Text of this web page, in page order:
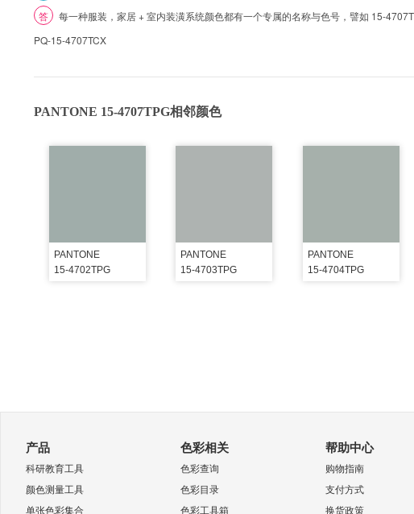
答
每一种服装，家居 + 室内装潢系统颜色都有一个专属的名称与色号，譬如 15-
PQ-15-4707TCX
PANTONE 15-4707TPG相邻颜色
PANTONE
15-4702TPG
PANTONE
15-4703TPG
PANTONE
15-4704TPG
产品
科研教育工具
颜色测量工具
单张色彩集合
色彩相关
色彩查询
色彩目录
色彩工具箱
帮助中心
购物指南
支付方式
换货政策